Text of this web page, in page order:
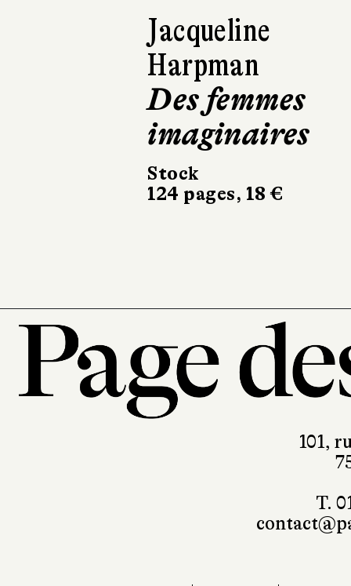
Jacqueline
Harpman
Moi qui n’ai
connu les
homme
Le Livre de Poche
101,
T.